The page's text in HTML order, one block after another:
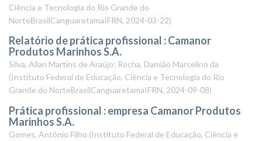
Ciência e Tecnologia do Rio Grande do
NorteBrasilCanguaretamaIFRN, 2024-03-22)
Relatório de prática profissional : Camanor
Produtos Marinhos S.A.
Silva, Allan Martins de Araújo; Rocha, Damião Marcelino da
(Instituto Federal de Educação, Ciência e Tecnologia do Rio
Grande do NorteBrasilCanguaretamaIFRN, 2024-09-08)
Prática profissional : empresa Camanor Produtos
Marinhos S.A.
Gomes, Antônio Filho (Instituto Federal de Educação, Ciência e